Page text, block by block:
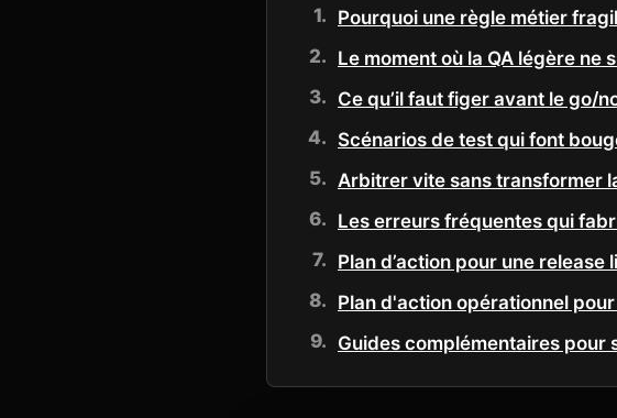
Pourquoi une règle métier
Le moment où la QA légère ne
Ce qu’il faut figer avant le go/
Scénarios de test qui font
Arbitrer vite sans transformer
Les erreurs fréquentes qui
Plan d’action pour une release
Plan d'action opérationnel
Guides complémentaires pour